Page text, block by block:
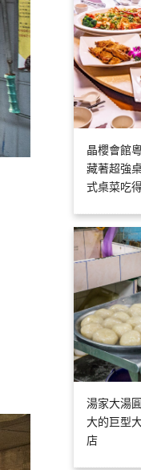
晶櫻會館
藏著超強
式桌菜吃
湯家大湯
大的巨型
店